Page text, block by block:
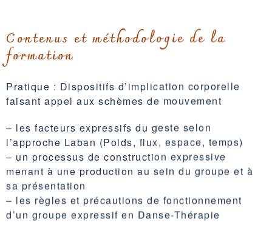
Contenus et méthodologie de la
formation
Pratique : Dispositifs d’implication corporelle
faisant appel aux schèmes de mouvement
– les facteurs expressifs du geste selon
l’approche Laban (Poids, flux, espace, temps)
– un processus de construction expressive
menant à une production au sein du groupe et à
sa présentation
– les règles et précautions de fonctionnement
d’un groupe expressif en Danse-Thérapie